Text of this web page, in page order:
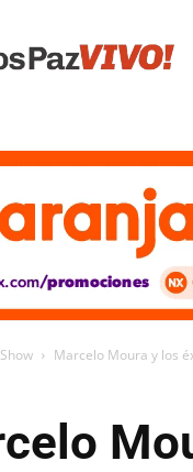
Marcelo Moura y los